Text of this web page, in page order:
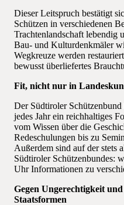
Dieser Leitspruch bestätigt
Schützen in verschiedenen
Trachtenlandschaft lebendig
Bau- und Kulturdenkmäler
Wegkreuze werden
bewusst überliefertes
Fit, nicht nur in
Der Südtiroler
jedes Jahr ein reichhaltiges
vom Wissen über die
Redeschulungen bis zu
Außerdem sind auf der stets
Südtiroler Schützenbundes:
Uhr Informationen zu
Gegen Ungerechtigkeit
Staatsformen